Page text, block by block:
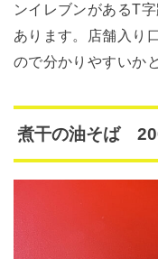
ンイレブンがあるT
あります。店舗入り
ので分かりやすいか
煮干の油そば